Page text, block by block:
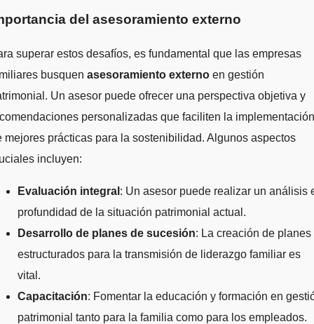
del asesoramiento externo
superar estos desafíos, es fundamental que las empresas
busquen asesoramiento externo en gestión
Un asesor puede ofrecer una perspectiva objetiva y
personalizadas que faciliten la implementación
mejores prácticas para la sostenibilidad. Algunos aspectos
incluyen:
Evaluación integral : Un asesor puede realizar un análisis
profundidad de la situación patrimonial actual.
Desarrollo de planes de sucesión: La creación de planes
estructurados para la transmisión de liderazgo familiar es
vital.
Capacitación: Fomentar la educación y formación en
patrimonial tanto para la familia como para los empleados.